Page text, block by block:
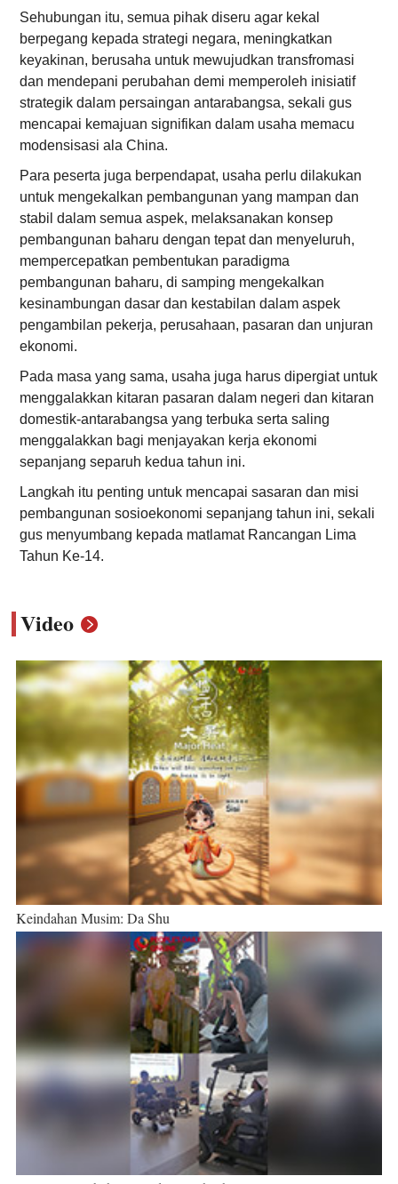
Sehubungan itu, semua pihak diseru agar kekal
berpegang kepada strategi negara, meningkatkan
keyakinan, berusaha untuk mewujudkan transfromasi
dan mendepani perubahan demi memperoleh inisiatif
strategik dalam persaingan antarabangsa, sekali gus
mencapai kemajuan signifikan dalam usaha memacu
modensisasi ala China.
Para peserta juga berpendapat, usaha perlu dilakukan
untuk mengekalkan pembangunan yang mampan dan
stabil dalam semua aspek, melaksanakan konsep
pembangunan baharu dengan tepat dan menyeluruh,
mempercepatkan pembentukan paradigma
pembangunan baharu, di samping mengekalkan
kesinambungan dasar dan kestabilan dalam aspek
pengambilan pekerja, perusahaan, pasaran dan unjuran
ekonomi.
Pada masa yang sama, usaha juga harus dipergiat untuk
menggalakkan kitaran pasaran dalam negeri dan kitaran
domestik-antarabangsa yang terbuka serta saling
menggalakkan bagi menjayakan kerja ekonomi
sepanjang separuh kedua tahun ini.
Langkah itu penting untuk mencapai sasaran dan misi
pembangunan sosioekonomi sepanjang tahun ini, sekali
gus menyumbang kepada matlamat Rancangan Lima
Tahun Ke-14.
Video
Keindahan Musim: Da Shu